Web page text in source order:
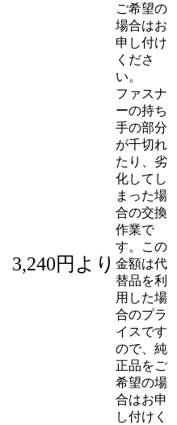
ご希望の
場合はお
申し付け
くださ
い。
3,240円より
ファスナ
ーの持ち
手の部分
が千切れ
たり、劣
化してし
まった場
合の交換
作業で
す。この
金額は代
替品を利
用した場
合のプラ
イスです
ので、純
正品をご
希望の場
合はお申
し付けく